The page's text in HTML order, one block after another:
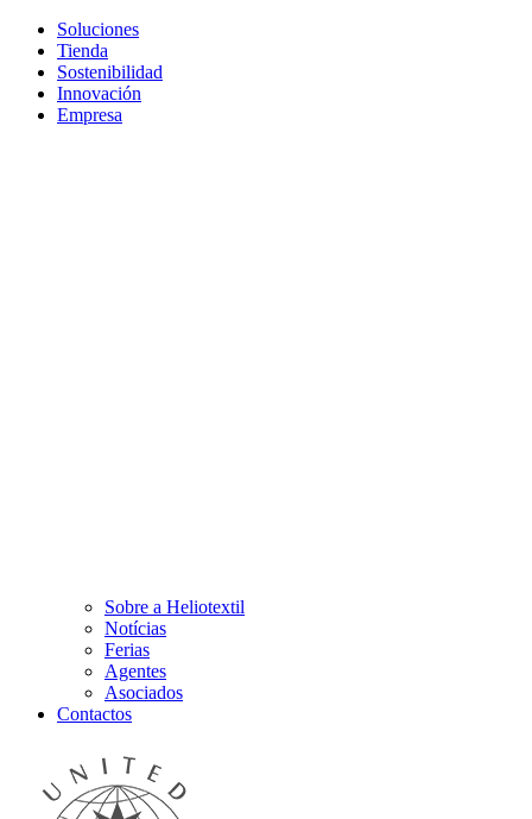
Soluciones
Tienda
Sostenibilidad
Innovación
Empresa
Sobre a Heliotextil
Notícias
Ferias
Agentes
Asociados
Contactos